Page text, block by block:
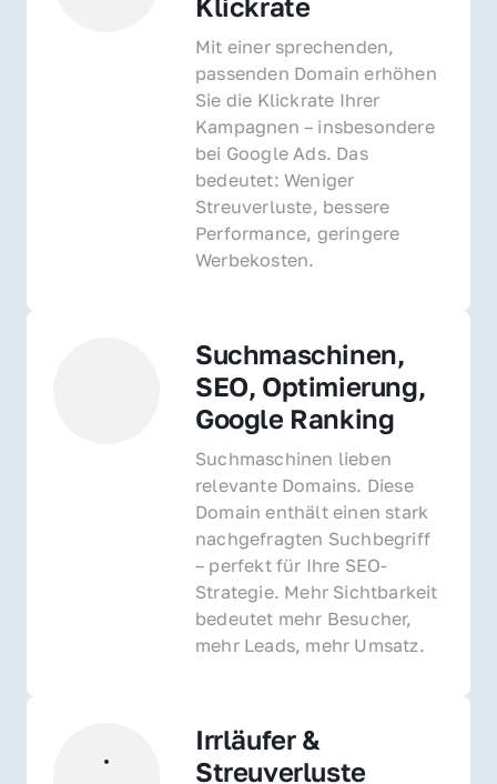
Mit einer sprechenden,
passenden Domain erhöhen
Sie die Klickrate Ihrer
Kampagnen – insbesondere
bei Google Ads. Das
bedeutet: Weniger
Streuverluste, bessere
Performance, geringere
Werbekosten.
Suchmaschinen,
SEO, Optimierung,
Google Ranking
Suchmaschinen lieben
relevante Domains. Diese
Domain enthält einen stark
nachgefragten Suchbegriff
– perfekt für Ihre SEO-
Strategie. Mehr Sichtbarkeit
bedeutet mehr Besucher,
mehr Leads, mehr Umsatz.
Irrläufer &
Streuverluste